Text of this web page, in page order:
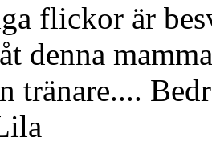
flickor är
denna
tränare....